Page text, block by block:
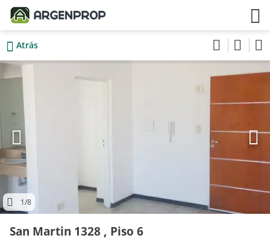
Atrás
1/8
San Martin 1328 , Piso 6